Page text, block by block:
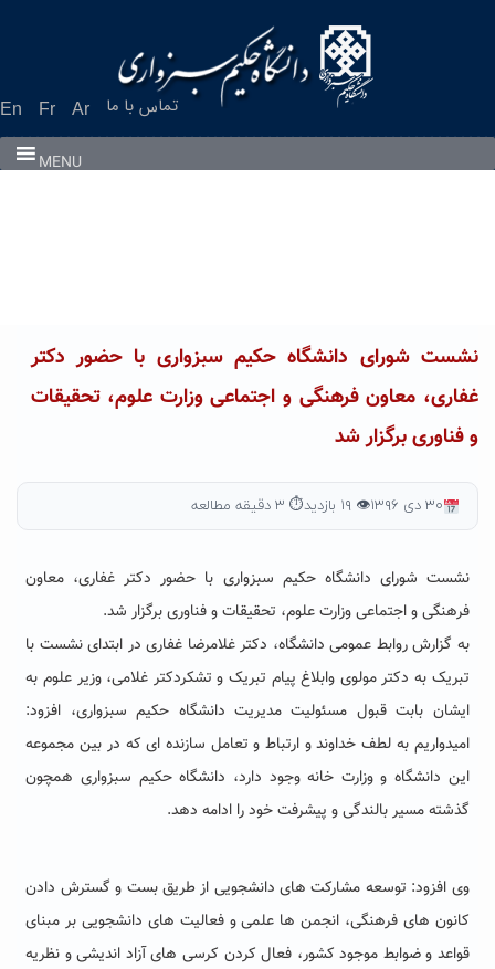
En Fr Ar تماس با ما
MENU
نشست شورای دانشگاه حکیم سبزواری با حضور دکتر
غفاری، معاون فرهنگی و اجتماعی وزارت علوم، تحقیقات
و فناوری برگزار شد
۳۰ دی ۱۳۹۶ 👁 ۱۹ بازدید ⏱ ۳ دقیقه مطالعه
نشست شورای دانشگاه حکیم سبزواری با حضور دکتر غفاری، معاون
فرهنگی و اجتماعی وزارت علوم، تحقیقات و فناوری برگزار شد.
به گزارش روابط عمومی دانشگاه، دکتر غلامرضا غفاری در ابتدای نشست با
تبریک به دکتر مولوی وابلاغ پیام تبریک و تشکردکتر غلامی، وزیر علوم به
ایشان بابت قبول مسئولیت مدیریت دانشگاه حکیم سبزواری، افزود:
امیدواریم به لطف خداوند و ارتباط و تعامل سازنده ای که در بین مجموعه
این دانشگاه و وزارت خانه وجود دارد، دانشگاه حکیم سبزواری همچون
گذشته مسیر بالندگی و پیشرفت خود را ادامه دهد.
وی افزود: توسعه مشارکت های دانشجویی از طریق بست و گسترش دادن
کانون های فرهنگی، انجمن ها علمی و فعالیت های دانشجویی بر مبنای
قواعد و ضوابط موجود کشور، فعال کردن کرسی های آزاد اندیشی و نظریه